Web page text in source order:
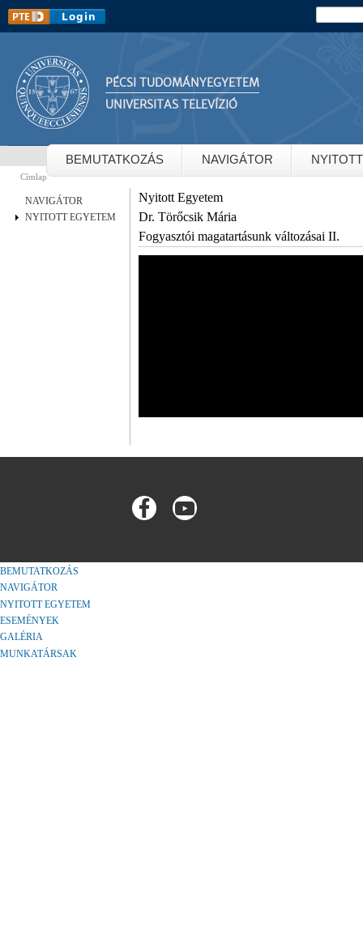
PÉCSI TUDOMÁNYEGYETEM
UNIVERSITAS TELEVÍZIÓ
BEMUTATKOZÁS NAVIGÁTOR
Jelenlegi hely
Címlap
NAVIGÁTOR
NYITOTT EGYETEM
Nyitott Egyetem
Dr. Törőcsik Mária
Fogyasztói magatartásunk változásai II.
BEMUTATKOZÁS
NAVIGÁTOR
NYITOTT EGYETEM
ESEMÉNYEK
GALÉRIA
MUNKATÁRSAK